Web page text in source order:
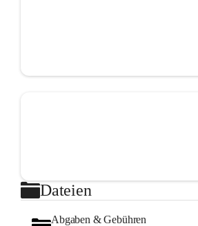
Dateien
Abgaben & Gebühren